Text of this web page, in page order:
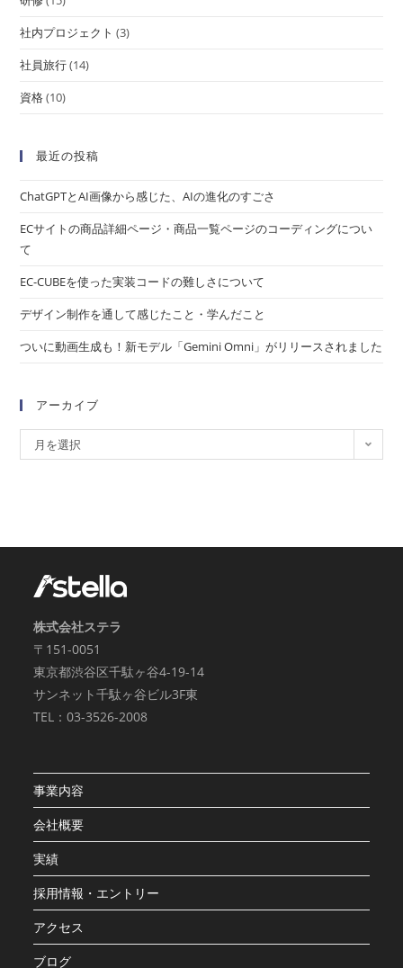
社内プロジェクト (3)
社員旅行(14)
資格(10)
最近の投稿
ChatGPTとAI画像から感じた、AIの進化のすごさ
ECサイトの商品詳細ページ・商品一覧ページのコーディングについ
て
EC-CUBEを使った実装コードの難しさについて
デザイン制作を通して感じたこと・学んだこと
ついに動画生成も！新モデル「Gemini Omni」がリリースされました
アーカイブ
月を選択
株式会社ステラ
〒151-0051
東京都渋谷区千駄ヶ谷4-19-14
サンネット千駄ヶ谷ビル3F東
TEL：03-3526-2008
事業内容
会社概要
実績
採用情報・エントリー
アクセス
ブログ